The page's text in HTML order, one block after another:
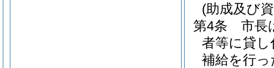
(助成及び
第4条
市長
者等に貸
補給を行